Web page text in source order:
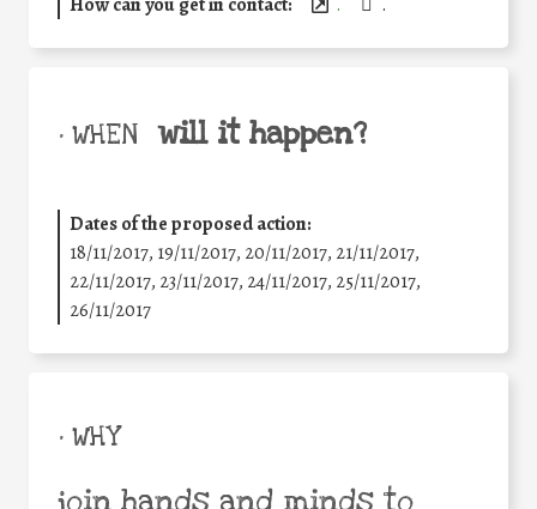
• WHEN will it happen?
Dates of the proposed action:
18/11/2017, 19/11/2017, 20/11/2017, 21/11/2017,
22/11/2017, 23/11/2017, 24/11/2017, 25/11/2017,
26/11/2017
• WHY